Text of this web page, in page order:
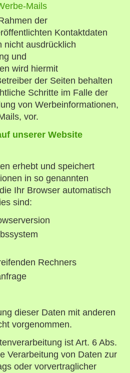
Mails
der
Kontaktdaten
nicht ausdrücklich
und
wird hiermit
der Seiten behalten
Schritte im Falle der
von Werbeinformationen,
vor.
unserer Website
erhebt und speichert
in so genannten
Ihr Browser automatisch
sind:
Rechners
dieser Daten mit anderen
vorgenommen.
ist Art. 6 Abs.
Verarbeitung von Daten zur
oder vorvertraglicher